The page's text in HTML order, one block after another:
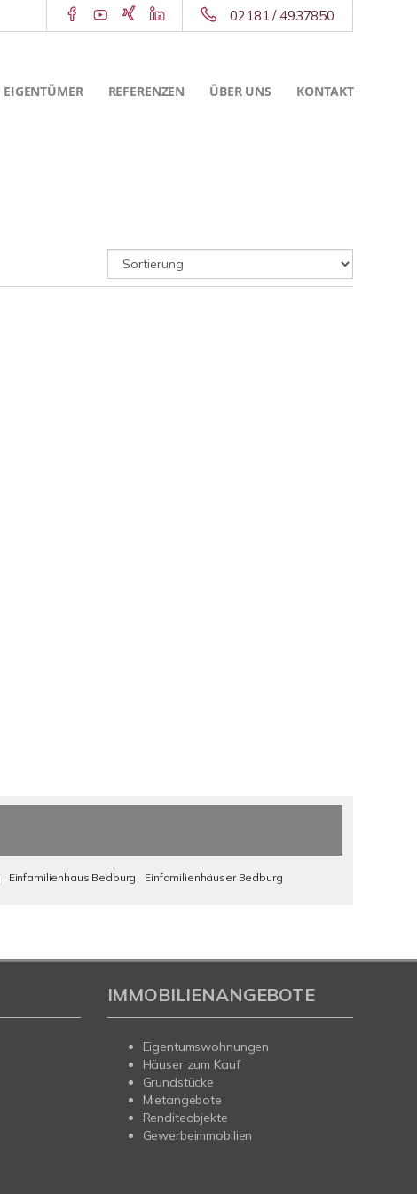
02181 / 4937850
EIGENTÜMER REFERENZEN ÜBER UNS KONTAKT
Einfamilienhaus Bedburg Einfamilienhäuser Bedburg
IMMOBILIENANGEBOTE
Eigentumswohnungen
Häuser zum Kauf
Grundstücke
Mietangebote
Renditeobjekte
Gewerbeimmobilien